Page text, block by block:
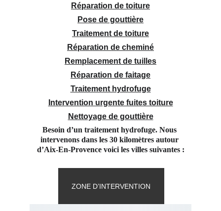
Réparation de toiture
Pose de gouttière
Traitement de toiture
Réparation de cheminé
Remplacement de tuilles
Réparation de faitage
Traitement hydrofuge
Intervention urgente fuites toiture
Nettoyage de gouttière
Besoin d’un traitement hydrofuge. Nous
intervenons dans les 30 kilomètres autour
d’Aix-En-Provence voici les villes suivantes :
ZONE D’INTERVENTION